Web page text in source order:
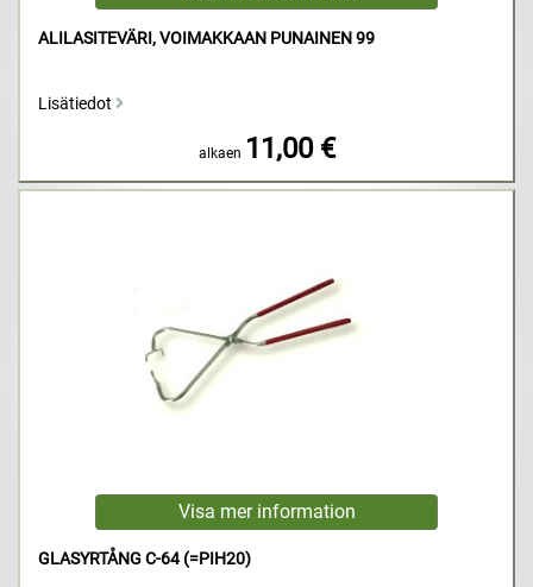
ALILASITEVÄRI, VOIMAKKAAN PUNAINEN 99
Lisätiedot
alkaen 11,00 €
GLASYRTÅNG C-64 (=PIH20)